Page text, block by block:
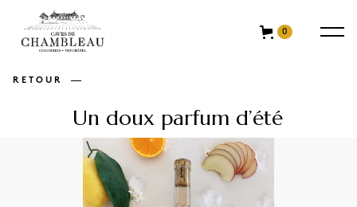
RETOUR
Un doux parfum d’été
0